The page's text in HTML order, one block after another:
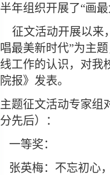
半年组织开展了“画
征文活动开展以来
唱最美新时代”为主
线工作的认识，对我
院报》发表。
主题征文活动专家组
分先后）：
一等奖：
张英梅：不忘初心